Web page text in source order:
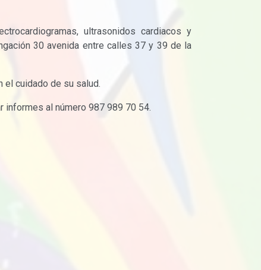
ultrasonidos cardiacos y
30 avenida entre calles 37 y 39 de la
el cuidado de su salud.
informes al número 987 989 70 54.